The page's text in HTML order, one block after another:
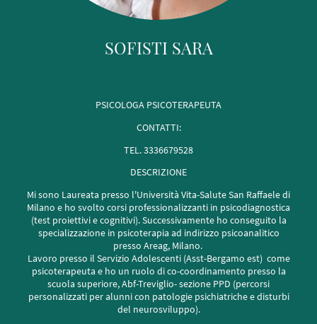
SOFISTI SARA
PSICOLOGA PSICOTERAPEUTA
CONTATTI:
TEL. 3336679528
DESCRIZIONE
Mi sono Laureata presso l'Università Vita-Salute San Raffaele di
Milano e ho svolto corsi professionalizzanti in psicodiagnostica
(test proiettivi e cognitivi). Successivamente ho conseguito la
specializzazione in psicoterapia ad indirizzo psicoanalitico
presso Areag, Milano.
Lavoro presso il Servizio Adolescenti (Asst-Bergamo est) come
psicoterapeuta e ho un ruolo di co-coordinamento presso la
scuola superiore, Abf-Treviglio- sezione PPD (percorsi
personalizzati per alunni con patologie psichiatriche e disturbi
del neurosviluppo).